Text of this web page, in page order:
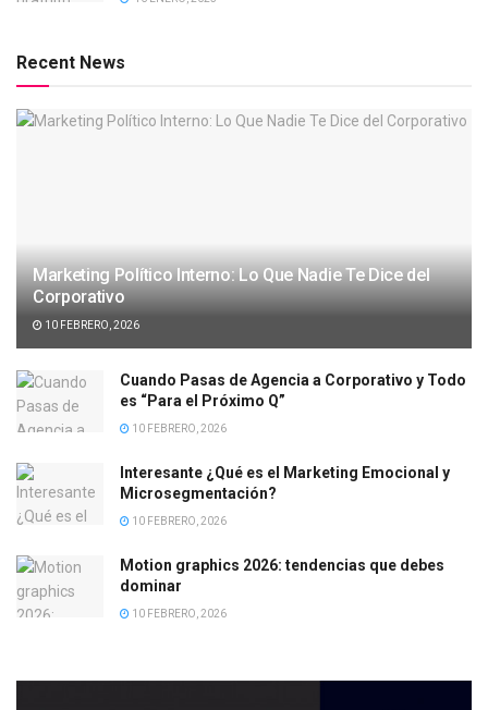
Recent News
Marketing Político Interno: Lo Que Nadie Te Dice del
Corporativo
10 FEBRERO, 2026
Cuando Pasas de Agencia a Corporativo y Todo
es “Para el Próximo Q”
10 FEBRERO, 2026
Interesante ¿Qué es el Marketing Emocional y
Microsegmentación?
10 FEBRERO, 2026
Motion graphics 2026: tendencias que debes
dominar
10 FEBRERO, 2026